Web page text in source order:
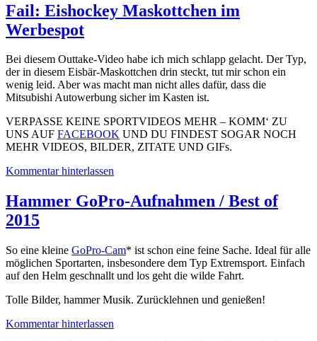
Fail: Eishockey Maskottchen im
Werbespot
Bei diesem Outtake-Video habe ich mich schlapp gelacht. Der Typ,
der in diesem Eisbär-Maskottchen drin steckt, tut mir schon ein
wenig leid. Aber was macht man nicht alles dafür, dass die
Mitsubishi Autowerbung sicher im Kasten ist.
VERPASSE KEINE SPORTVIDEOS MEHR – KOMM‘ ZU
UNS AUF FACEBOOK UND DU FINDEST SOGAR NOCH
MEHR VIDEOS, BILDER, ZITATE UND GIFs.
Kommentar hinterlassen
Hammer GoPro-Aufnahmen / Best of
2015
So eine kleine GoPro-Cam* ist schon eine feine Sache. Ideal für alle
möglichen Sportarten, insbesondere dem Typ Extremsport. Einfach
auf den Helm geschnallt und los geht die wilde Fahrt.
Tolle Bilder, hammer Musik. Zurücklehnen und genießen!
Kommentar hinterlassen